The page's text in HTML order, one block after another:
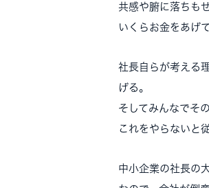
共感や腑に落ちも
いくらお金をあげ
社長自らが考える
げる。
そしてみんなでそ
これをやらないと
中小企業の社長の